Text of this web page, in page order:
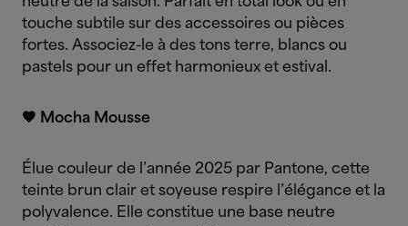
touche subtile sur des accessoires ou pièces
fortes. Associez-le à des tons terre, blancs ou
pastels pour un effet harmonieux et estival.
🤎 Mocha Mousse
Élue couleur de l’année 2025 par Pantone, cette
teinte brun clair et soyeuse respire l’élégance et la
polyvalence. Elle constitue une base neutre